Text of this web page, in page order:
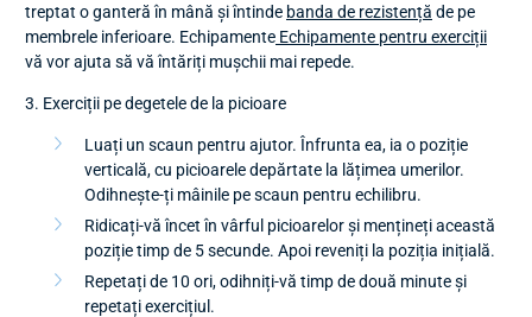
treptat o ganteră în mână și întinde banda de rezistență de pe
membrele inferioare. Echipamente Echipamente pentru exerciții
vă vor ajuta să vă întăriți mușchii mai repede.
3. Exerciții pe degetele de la picioare
Luați un scaun pentru ajutor. Înfrunta ea, ia o poziție
verticală, cu picioarele depărtate la lățimea umerilor.
Odihnește-ți mâinile pe scaun pentru echilibru.
Ridicați-vă încet în vârful picioarelor și mențineți această
poziție timp de 5 secunde. Apoi reveniți la poziția inițială.
Repetați de 10 ori, odihniți-vă timp de două minute și
repetați exercițiul.